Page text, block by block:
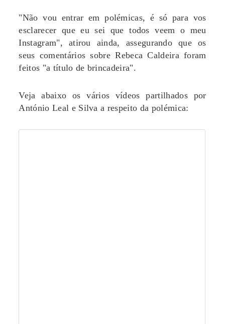
"Não vou entrar em polémicas, é só para vos
esclarecer que eu sei que todos veem o meu
Instagram", atirou ainda, assegurando que os
seus comentários sobre Rebeca Caldeira foram
feitos "a título de brincadeira".
Veja abaixo os vários vídeos partilhados por
António Leal e Silva a respeito da polémica: